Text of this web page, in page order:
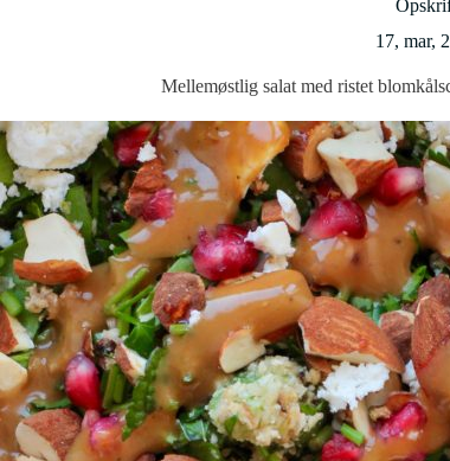
17, mar,
Mellemøstlig salat med ristet